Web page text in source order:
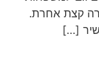
קצת אחרת.
[…]